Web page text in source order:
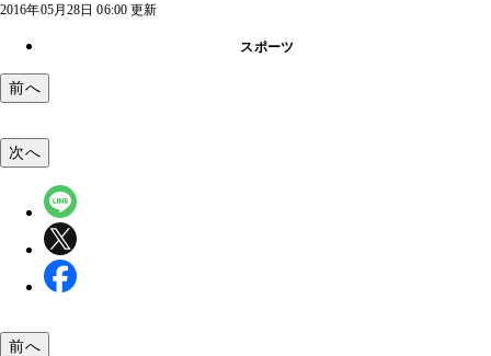
2016年05月28日 06:00 更新
スポーツ
前へ
次へ
前へ